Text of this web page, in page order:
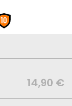
10
14,90 €